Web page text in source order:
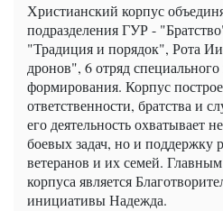
Христианский корпус
подразделения ГУР -
"Традиция и порядок", Рота
дронов", 6 отряд
формирования. Корпус
ответственности, братства и
его деятельность охватывает
боевых задач, но и поддержку
ветеранов и их семей.
корпуса является
инициативы Надежда.